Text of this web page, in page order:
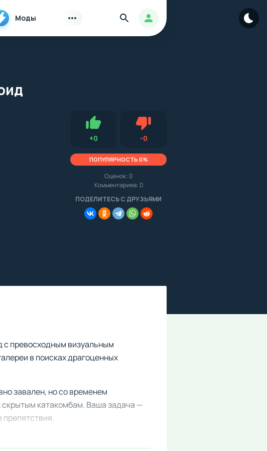
Моды Авторизация
Найти
стоит
+0Нравится -0Не нравится (0.0, 0, 16279)
ПОПУЛЯРНОСТЬ 0%
Оценок: 0
Комментариев: 0
превосходным визуальным
в поисках драгоценных
завален, но со временем
катакомбам. Ваша задача —
путешественника в